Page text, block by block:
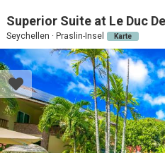
Superior Suite at Le Duc
Seychellen · Praslin-Insel Karte